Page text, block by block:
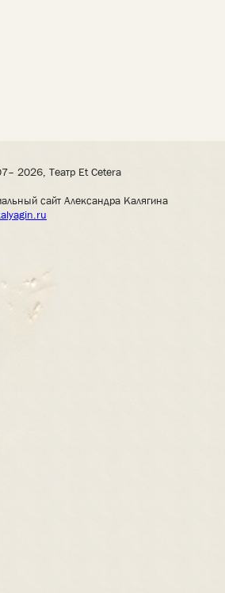
2026, Театр Et Cetera
сайт Александра Калягина